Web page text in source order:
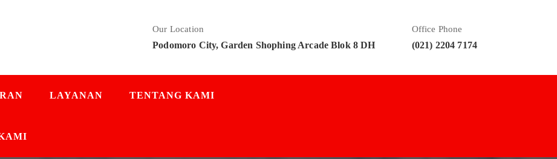
Our Location
Podomoro City, Garden Shophing Arcade Blok 8 DH
Office Phone
(021) 2204 7174
LAYANAN TENTANG KAMI